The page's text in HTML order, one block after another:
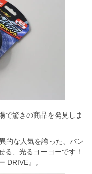
で驚きの商品を発見しま
的な人気を誇った、バン
る、光るヨーヨーです！
DRIVE』。